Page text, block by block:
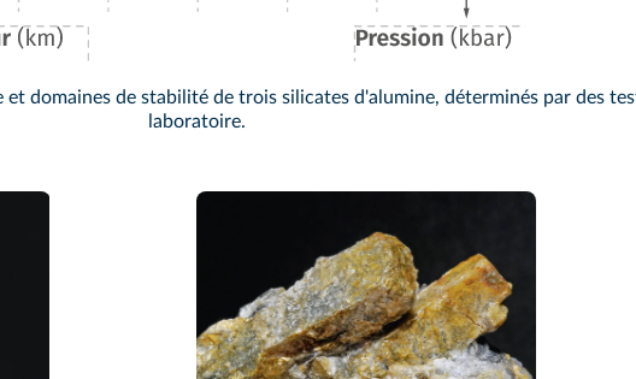
domaines de stabilité de trois silicates d'alumine, déterminés par des
laboratoire.